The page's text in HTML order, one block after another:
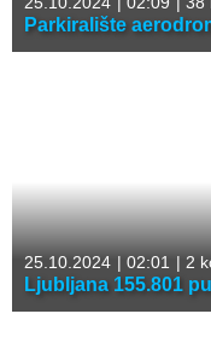
Parkiralište
25.10.2024 | 02:01 | 2
Ljubljana 155.801